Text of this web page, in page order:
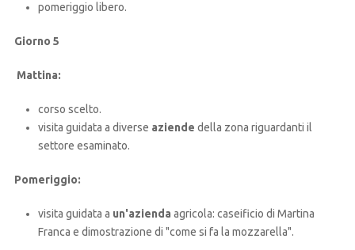
pomeriggio libero.
Giorno 5
Mattina:
corso scelto.
visita guidata a diverse aziende della zona riguardanti il
settore esaminato.
Pomeriggio:
visita guidata a un'azienda agricola: caseificio di Martina
Franca e dimostrazione di "come si fa la mozzarella".